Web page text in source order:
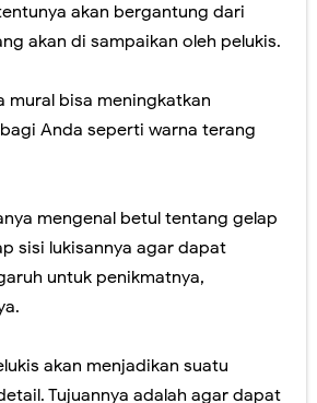
akan bergantung dari
akan di sampaikan oleh pelukis.
mural bisa meningkatkan
Anda seperti warna terang
mengenal betul tentang gelap
sisi lukisannya agar dapat
untuk penikmatnya,
akan menjadikan suatu
Tujuannya adalah agar dapat